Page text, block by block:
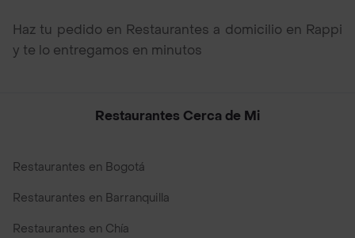
Haz tu pedido en Restaurantes a domicilio en Rappi
y te lo entregamos en minutos
Restaurantes Cerca de Mi
Restaurantes en Bogotá
Restaurantes en Barranquilla
Restaurantes en Chía